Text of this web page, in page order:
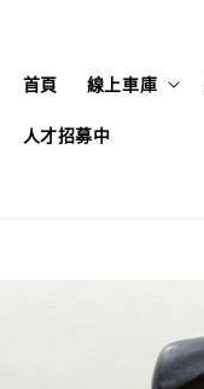
首頁 線上車庫
人才招募中